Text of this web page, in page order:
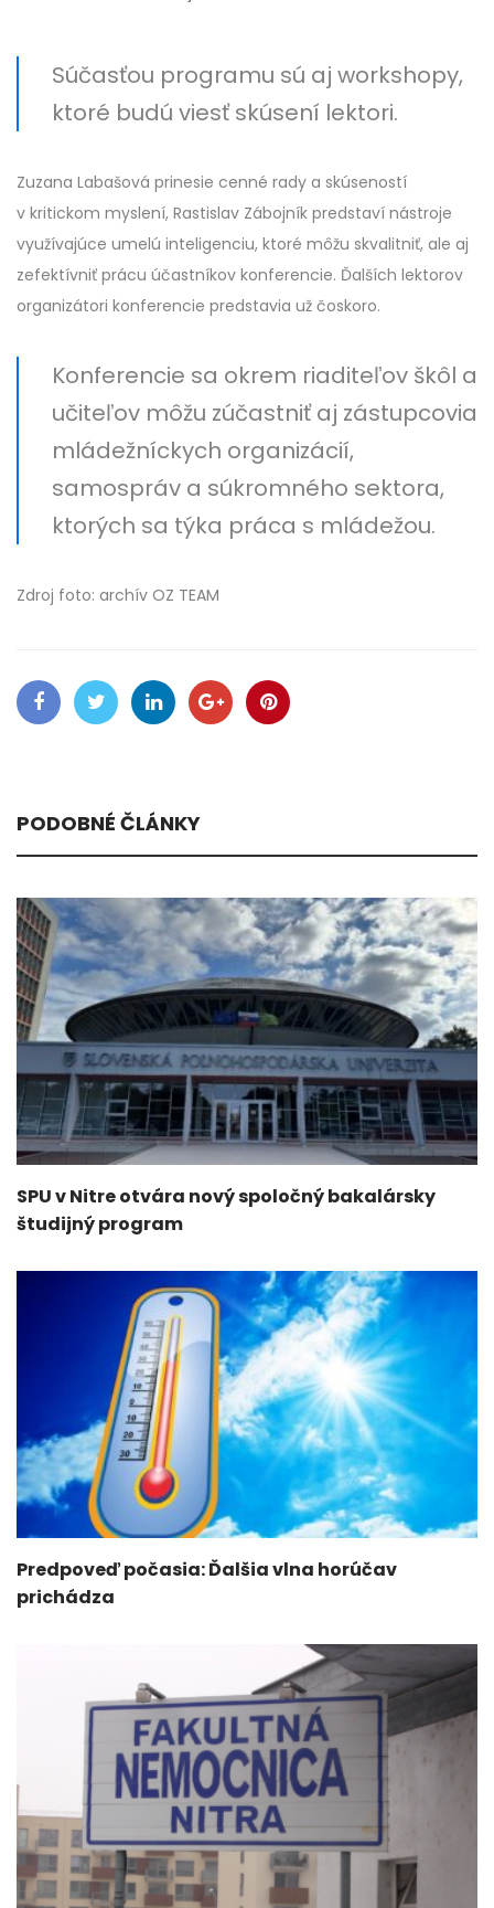
Súčasťou programu sú aj workshopy,
ktoré budú viesť skúsení lektori.
Zuzana Labašová prinesie cenné rady a skúseností
v kritickom myslení, Rastislav Zábojník predstaví nástroje
využívajúce umelú inteligenciu, ktoré môžu skvalitniť, ale aj
zefektívniť prácu účastníkov konferencie. Ďalších lektorov
organizátori konferencie predstavia už čoskoro.
Konferencie sa okrem riaditeľov škôl a
učiteľov môžu zúčastniť aj zástupcovia
mládežníckych organizácií,
samospráv a súkromného sektora,
ktorých sa týka práca s mládežou.
Zdroj foto: archív OZ TEAM
PODOBNÉ ČLÁNKY
SPU v Nitre otvára nový spoločný bakalársky
študijný program
Predpoveď počasia: Ďalšia vlna horúčav
prichádza